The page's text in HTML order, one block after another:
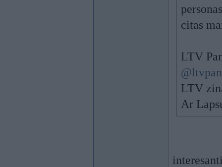
citas
LTV
LTV
Ar